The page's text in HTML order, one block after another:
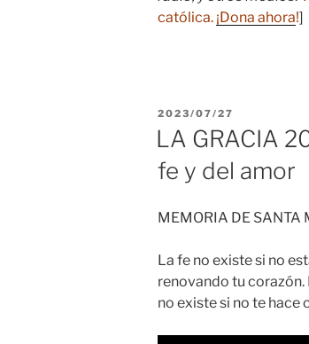
católica. ¡Dona ahora!]
PUBLICADO
EL
2023/07/27
LA GRACIA
fe y del amor
MEMORIA DE SANTA
La fe no existe si no
renovando tu corazón.
no existe si no te hace